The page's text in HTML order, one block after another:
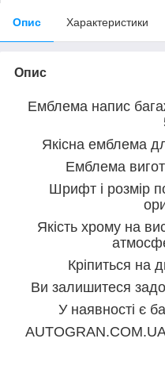
Опис Характеристики
Опис
Емблема напис
Якісна емблема
Емблема
Шрифт і розмір
Якість хрому на
Кріпиться на
Ви залишитеся
У наявності є